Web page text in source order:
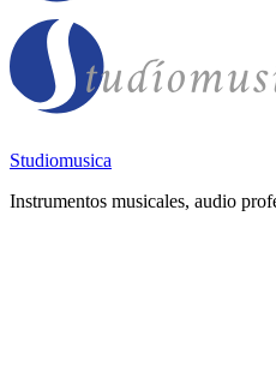
Studiomusica
Instrumentos musicales, audio